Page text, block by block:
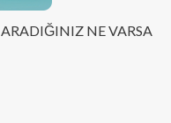
NE VARSA